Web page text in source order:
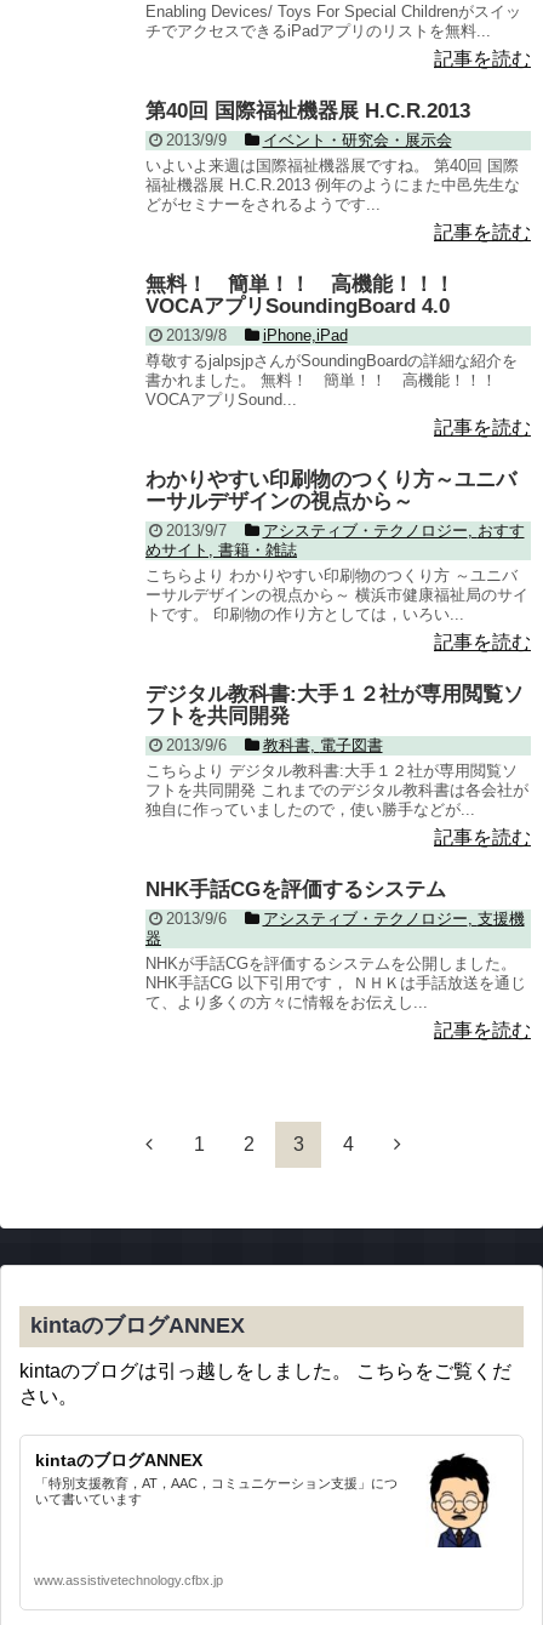
Enabling Devices/ Toys For Special Childrenがスイッ
チでアクセスできるiPadアプリのリストを無料...
記事を読む
第40回 国際福祉機器展 H.C.R.2013
2013/9/9
イベント・研究会・展示会
いよいよ来週は国際福祉機器展ですね。 第40回 国際
福祉機器展 H.C.R.2013 例年のようにまた中邑先生な
どがセミナーをされるようです...
記事を読む
無料！ 簡単！！ 高機能！！！
VOCAアプリSoundingBoard 4.0
2013/9/8
iPhone,iPad
尊敬するjalpsjpさんがSoundingBoardの詳細な紹介を
書かれました。 無料！ 簡単！！ 高機能！！！
VOCAアプリSound...
記事を読む
わかりやすい印刷物のつくり方～ユニバ
ーサルデザインの視点から～
2013/9/7 アシスティブ・テクノロジー
おすす
めサイト
書籍・雑誌
こちらより わかりやすい印刷物のつくり方 ～ユニバ
ーサルデザインの視点から～ 横浜市健康福祉局のサイ
トです。 印刷物の作り方としては，いろい...
記事を読む
デジタル教科書:大手１２社が専用閲覧ソ
フトを共同開発
2013/9/6 教科書, 電子図書
こちらより デジタル教科書:大手１２社が専用閲覧ソ
フトを共同開発 これまでのデジタル教科書は各会社が
独自に作っていましたので，使い勝手などが...
記事を読む
NHK手話CGを評価するシステム
2013/9/6 アシスティブ・テクノロジー 支援機
器
NHKが手話CGを評価するシステムを公開しました。
NHK手話CG 以下引用です， ＮＨＫは手話放送を通じ
て、より多くの方々に情報をお伝えし...
記事を読む
1 2 3 4
kintaのブログANNEX
kintaのブログは引っ越しをしました。 こちらをご覧くだ
さい。
kintaのブログANNEX
「特別支援教育，AT，AAC，コミュニケーション支援」につ
いて書いています
www.assistivetechnology.cfbx.jp